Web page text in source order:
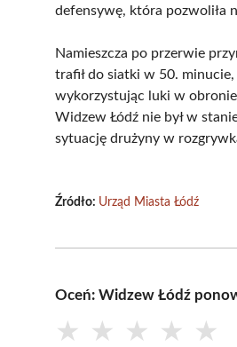
defensywę, która pozwoliła
Namieszcza po przerwie
trafił do siatki w 50.
wykorzystując luki w
Widzew Łódź nie był w
sytuację drużyny w
Źródło: Urząd Miasta Łódź
Oceń: Widzew Łódź
★ ★ ★ ★ ★